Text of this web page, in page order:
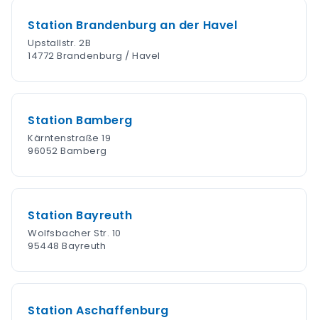
Station Brandenburg an der Havel
Upstallstr. 2B
14772 Brandenburg / Havel
Station Bamberg
Kärntenstraße 19
96052 Bamberg
Station Bayreuth
Wolfsbacher Str. 10
95448 Bayreuth
Station Aschaffenburg